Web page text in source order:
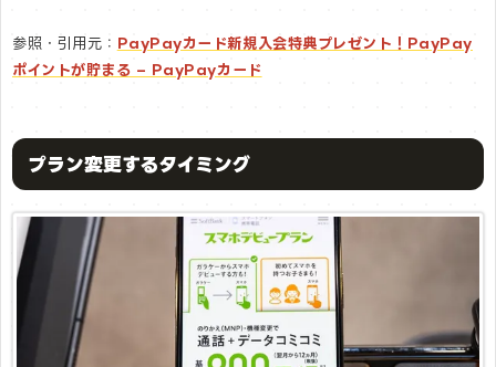
参照・引用元：
PayPayカード新規入会特典プレゼント！PayPay
ポイントが貯まる – PayPayカード
プラン変更するタイミング